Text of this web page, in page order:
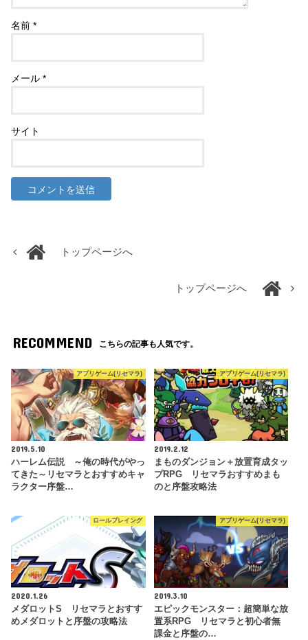
名前*
メール*
サイト
トップページへ
トップページへ
RECOMMEND こちらの記事も人気です。
アプリゲーム(リセマラ)
2019.5.10
ハーレム伝説 ～俺の時代がやっ
てきた～リセマラとおすすめキャ
ラクター序盤…
アプリゲーム(リセマラ)
2019.2.12
まものダンジョン＋放置育成タッ
プRPG リセマラおすすめまも
のと序盤攻略法
ロールプレイング
2020.1.26
メダロットS リセマラとおすす
めメダロットと序盤の攻略法
アプリゲーム(リセマラ)
2019.3.10
エピックモンスター：超簡単な放
置系RPG リセマラと初心者無
課金と序盤の…